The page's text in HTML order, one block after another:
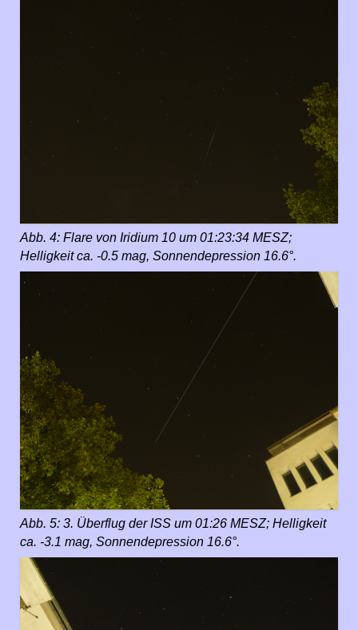
Abb. 4: Flare von Iridium 10 um 01:23:34 MESZ;
Helligkeit ca. -0.5 mag, Sonnendepression 16.6°.
Abb. 5: 3. Überflug der ISS um 01:26 MESZ; Helligkeit
ca. -3.1 mag, Sonnendepression 16.6°.